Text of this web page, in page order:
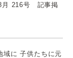
月 216号 記事掲
域に 子供たちに元